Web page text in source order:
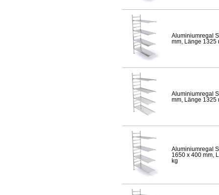
Aluminiumregal
mm, Länge 1325
Aluminiumregal
mm, Länge 1325
Aluminiumregal
1650 x 400 mm,
kg